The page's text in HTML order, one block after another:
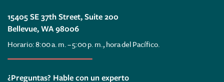
15405 SE 37th Street, Suite 200
Bellevue, WA 98006
Horario: 8:00 a. m. – 5:00 p. m., hora del Pacífico.
¿Preguntas? Hable con un experto